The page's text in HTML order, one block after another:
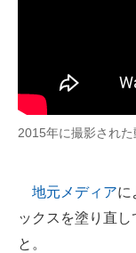
2015年に撮影され
地元メディアに
ックスを塗り直
と。